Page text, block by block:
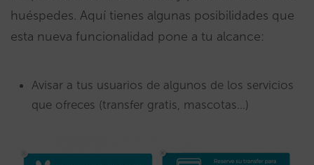
huéspedes. Aquí tienes algunas posibilidades que
esta nueva funcionalidad pone a tu alcance:
Avisar a tus usuarios de algunos de los servicios
que ofreces (transfer gratis, mascotas…)